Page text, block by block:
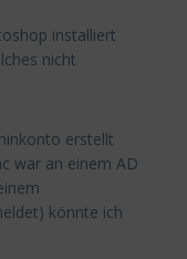
installiert
nicht
erstellt
war an einem AD
könnte ich